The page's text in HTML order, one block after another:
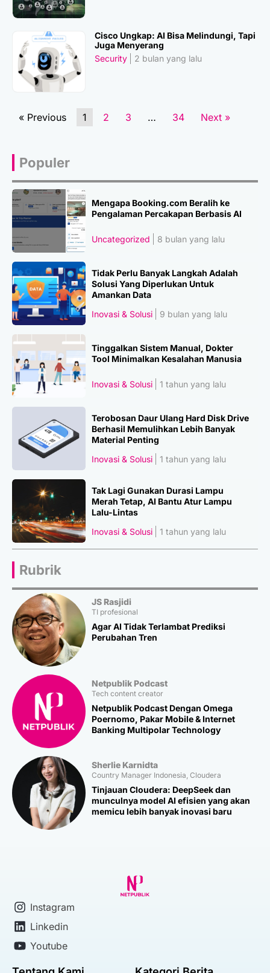
Cisco Ungkap: AI Bisa Melindungi, Tapi
Juga Menyerang
Security
2 bulan yang lalu
« Previous 1 2 3 … 34 Next »
Populer
Mengapa Booking.com Beralih ke
Pengalaman Percakapan Berbasis AI
Uncategorized 8 bulan yang lalu
Tidak Perlu Banyak Langkah Adalah
Solusi Yang Diperlukan Untuk
Amankan Data
Inovasi & Solusi
9 bulan yang lalu
Tinggalkan Sistem Manual, Dokter
Tool Minimalkan Kesalahan Manusia
Inovasi & Solusi 1 tahun yang lalu
Terobosan Daur Ulang Hard Disk Drive
Berhasil Memulihkan Lebih Banyak
Material Penting
Inovasi & Solusi
1 tahun yang lalu
Tak Lagi Gunakan Durasi Lampu
Merah Tetap, AI Bantu Atur Lampu
Lalu-Lintas
Inovasi & Solusi
1 tahun yang lalu
Rubrik
JS Rasjidi
TI profesional
Agar AI Tidak Terlambat Prediksi
Perubahan Tren
Netpublik Podcast
Tech content creator
Netpublik Podcast Dengan Omega
Poernomo, Pakar Mobile & Internet
Banking Multipolar Technology
Sherlie Karnidta
Country Manager Indonesia, Cloudera
Tinjauan Cloudera: DeepSeek dan
munculnya model AI efisien yang akan
memicu lebih banyak inovasi baru
Instagram
Linkedin
Youtube